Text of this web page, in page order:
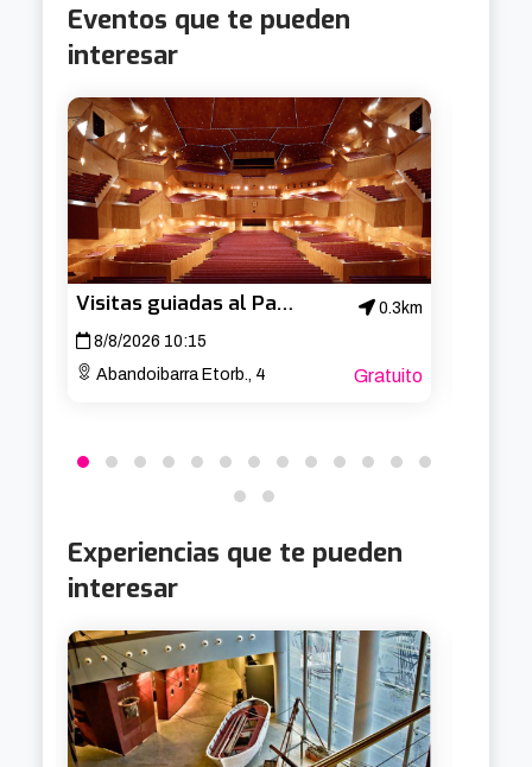
Eventos que te pueden
interesar
Visitas guiadas al Palacio Euskalduna
0.3km
8/8/2026 10:15
Abandoibarra Etorb., 4
Gratuito
Experiencias que te pueden
interesar